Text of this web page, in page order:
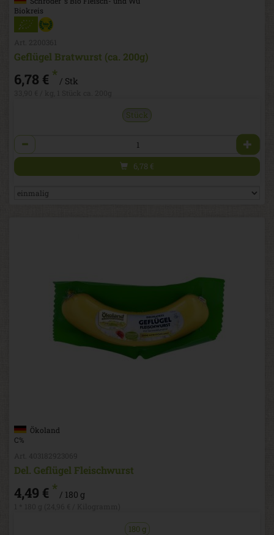
Biokreis
Geflügel Bratwurst (ca. 200g)
6,78 € * / Stk
Stück
Anzahl
6,78 €
Ökoland
C%
Del. Geflügel Fleischwurst
4,49 € * / 180 g
180 g